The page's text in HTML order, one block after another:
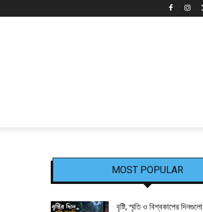
MOST POPULAR
বৃষ্টি, স্মৃতি ও বিশ্বকাপের দিনগুলো